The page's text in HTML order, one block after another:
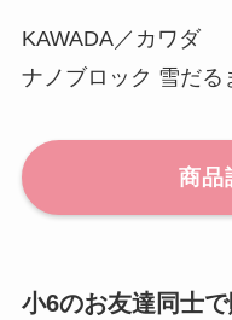
KAWADA／カワダ
ナノブロック 雪だる
商品
小6のお友達同士